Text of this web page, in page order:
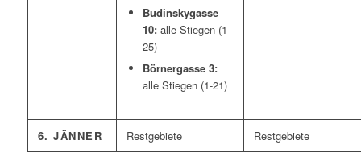
Budinskygasse
10:alle Stiegen (1-
25)
Börnergasse 3:
alle Stiegen (1-21)
6. JÄNNER Restgebiete Restgebiete